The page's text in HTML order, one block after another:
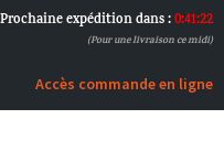
Prochaine expédition dans :0:41:21
(Pour une livraison ce midi)
Accès commande en ligne